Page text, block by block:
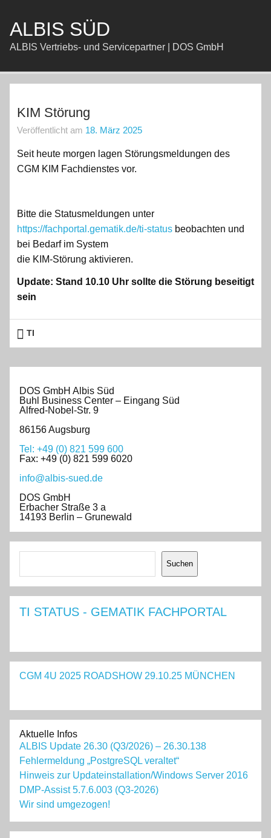
springen
ALBIS SÜD
ALBIS Vertriebs- und Servicepartner | DOS GmbH
KIM Störung
Veröffentlicht am 18. März 2025
Seit heute morgen lagen Störungsmeldungen des
CGM KIM Fachdienstes vor.
Bitte die Statusmeldungen unter
https://fachportal.gematik.de/ti-status beobachten und
bei Bedarf im System
die KIM-Störung aktivieren.
Update: Stand 10.10 Uhr sollte die Störung beseitigt
sein
TI
DOS GmbH Albis Süd
Buhl Business Center – Eingang Süd
Alfred-Nobel-Str. 9
86156 Augsburg
Tel: +49 (0) 821 599 600
Fax: +49 (0) 821 599 6020
info@albis-sued.de
DOS GmbH
Erbacher Straße 3 a
14193 Berlin – Grunewald
Suchen
Suchen
TI STATUS - GEMATIK FACHPORTAL
CGM 4U 2025 ROADSHOW 29.10.25 MÜNCHEN
Aktuelle Infos
ALBIS Update 26.30 (Q3/2026) – 26.30.138
Fehlermeldung „PostgreSQL veraltet“
Hinweis zur Updateinstallation/Windows Server 2016
DMP-Assist 5.7.6.003 (Q3-2026)
Wir sind umgezogen!